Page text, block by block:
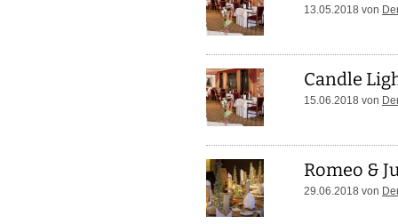
13.05.2018 von
Candle
15.06.2018 von
Romeo &
29.06.2018 von